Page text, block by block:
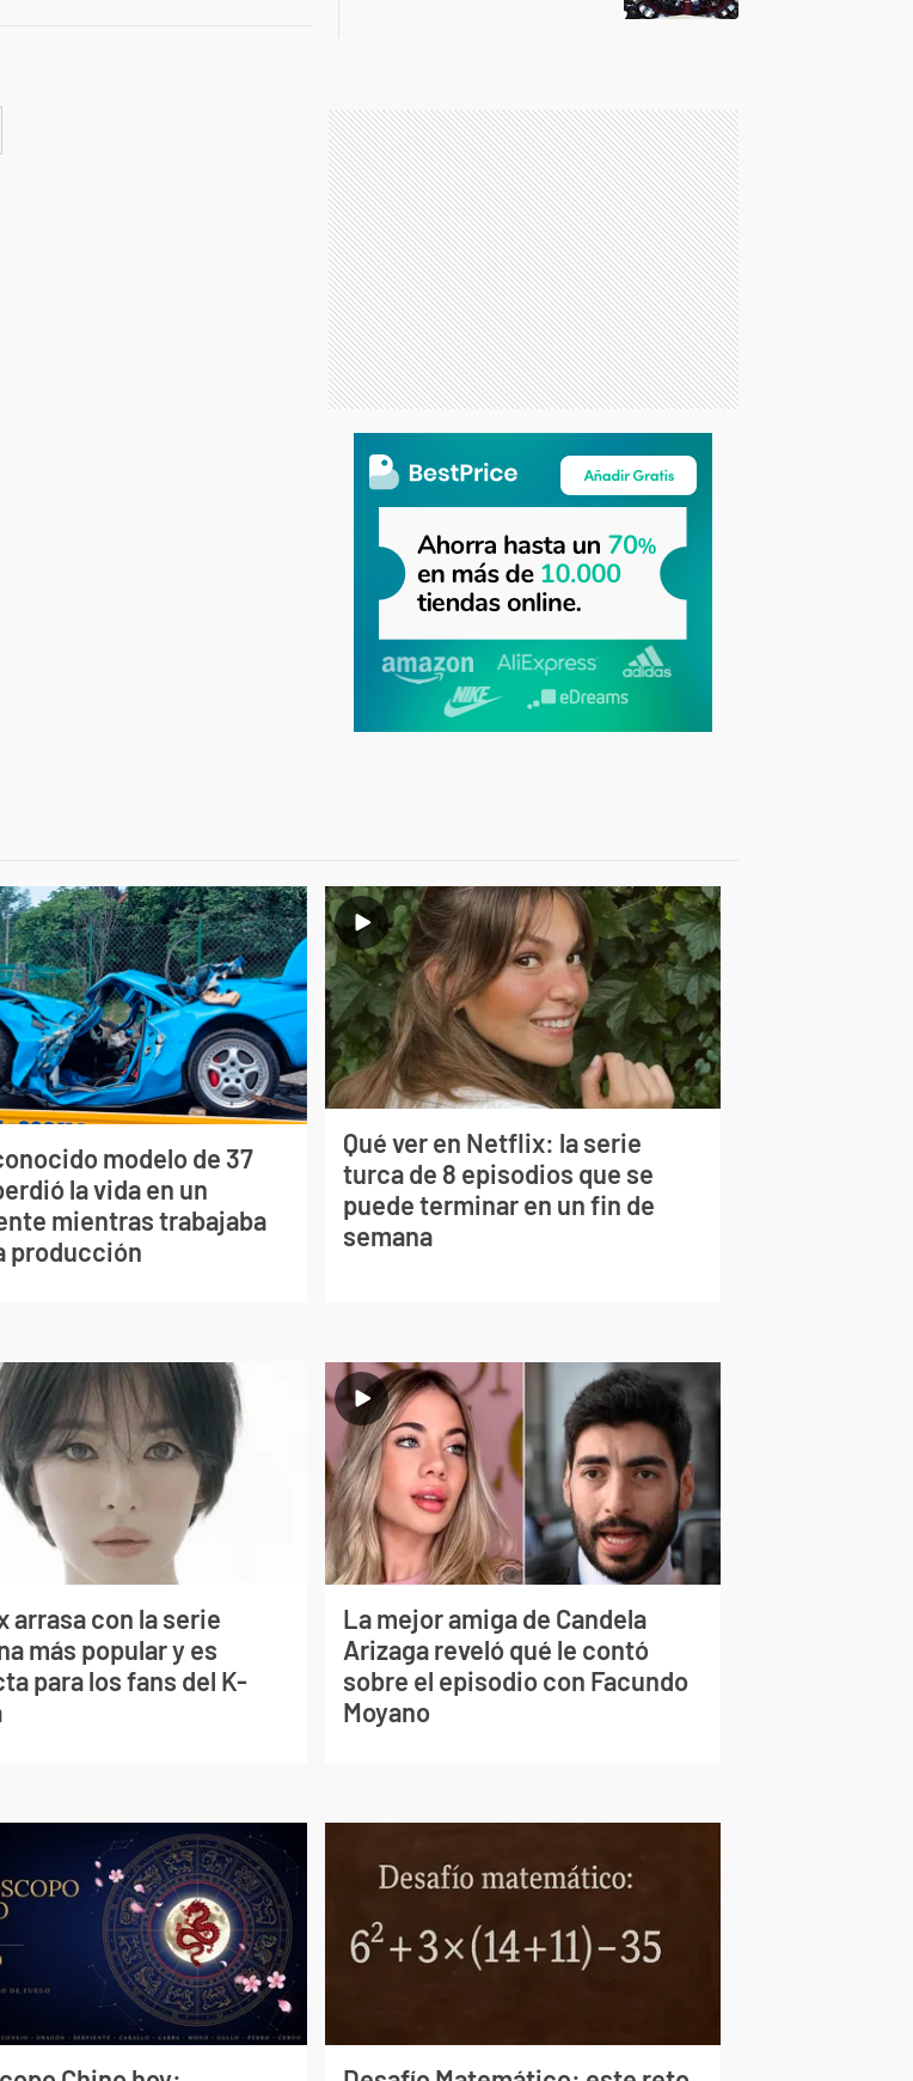
modelo de 37
la vida en un
mientras trabajaba
producción
Qué ver en Netflix: la serie
turca de 8 episodios que se
puede terminar en un fin de
semana
arrasa con la serie
más popular y es
para los fans del K-
La mejor amiga de Candela
Arizaga reveló qué le contó
sobre el episodio con Facundo
Moyano